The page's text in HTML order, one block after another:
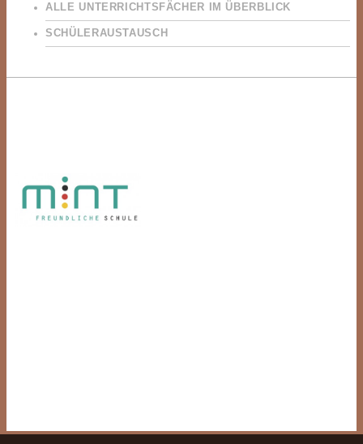
ALLE UNTERRICHTSFÄCHER IM ÜBERBLICK
SCHÜLERAUSTAUSCH